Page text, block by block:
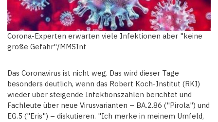
Corona-Experten erwarten viele Infektionen aber "keine
große Gefahr"/MMSInt
Das Coronavirus ist nicht weg. Das wird dieser Tage
besonders deutlich, wenn das Robert Koch-Institut (RKI)
wieder über steigende Infektionszahlen berichtet und
Fachleute über neue Virusvarianten – BA.2.86 ("Pirola") und
EG.5 ("Eris") – diskutieren. "Ich merke in meinem Umfeld,